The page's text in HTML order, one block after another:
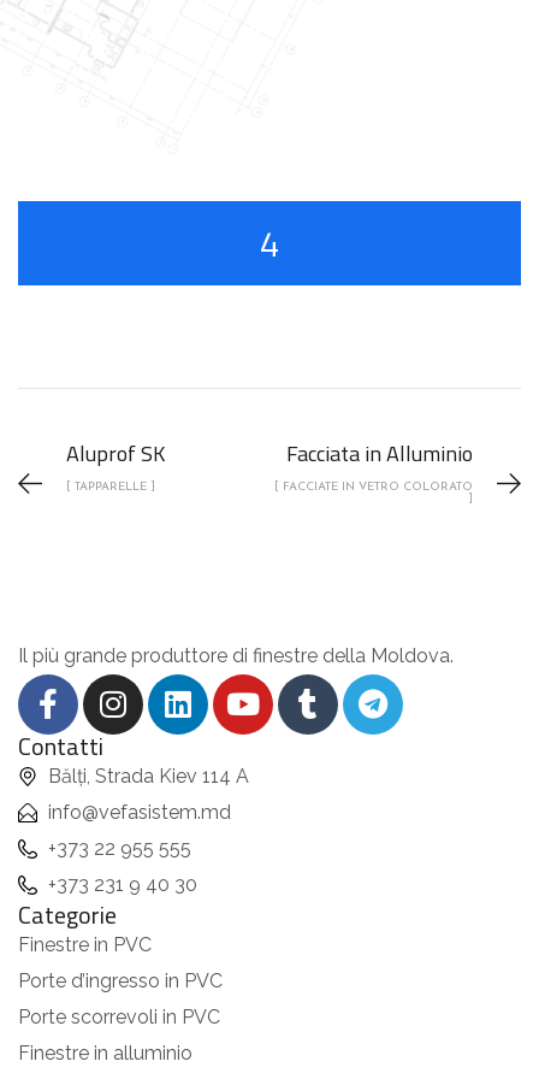
4
Aluprof SK
[ TAPPARELLE ]
Facciata in Alluminio
[ FACCIATE IN VETRO COLORATO
Il più grande produttore di finestre della Moldova.
Contatti
Bălți, Strada Kiev 114 A
info@vefasistem.md
+373 22 955 555
+373 231 9 40 30
Categorie
Finestre in PVC
Porte d’ingresso in PVC
Porte scorrevoli in PVC
Finestre in alluminio